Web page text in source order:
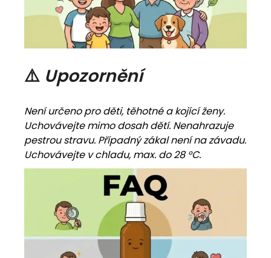
⚠️ Upozornění
Není určeno pro děti, těhotné a kojící ženy.
Uchovávejte mimo dosah dětí. Nenahrazuje
pestrou stravu. Případný zákal není na závadu.
Uchovávejte v chladu, max. do 28 °C.